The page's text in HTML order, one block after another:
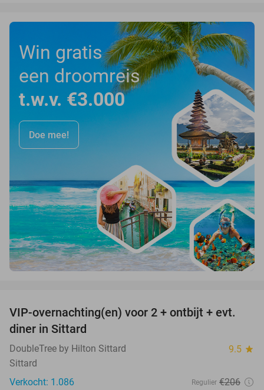
Win gratis
een droomreis
t.w.v. €3.000
Doe mee!
33%
VIP-overnachting(en) voor 2 + ontbijt + evt.
diner in Sittard
DoubleTree by Hilton Sittard 9.5 star
Sittard
Verkocht: 1.086
Regulier €206